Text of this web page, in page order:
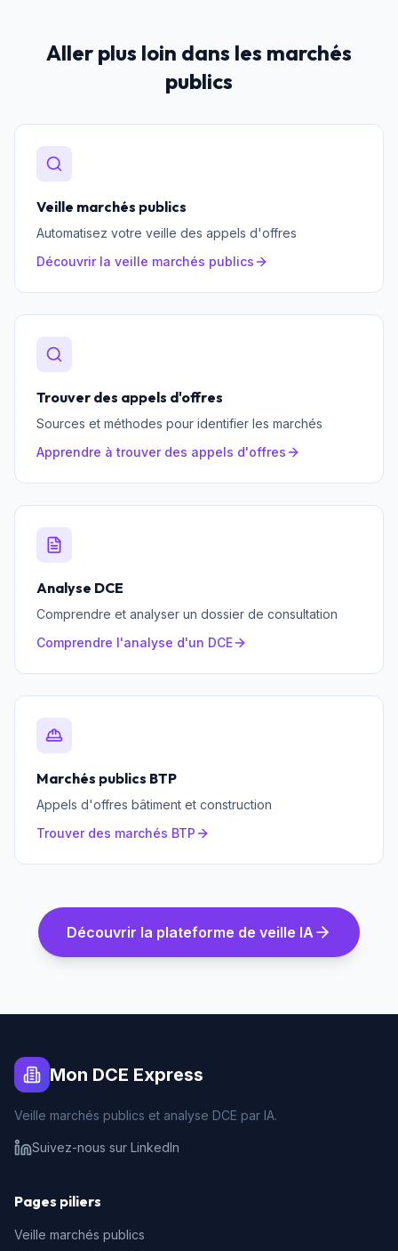
Aller plus loin dans les marchés
publics
Veille marchés publics
Automatisez votre veille des appels d'offres
Découvrir la veille marchés publics
Trouver des appels d'offres
Sources et méthodes pour identifier les marchés
Apprendre à trouver des appels d'offres
Analyse DCE
Comprendre et analyser un dossier de consultation
Comprendre l'analyse d'un DCE
Marchés publics BTP
Appels d'offres bâtiment et construction
Trouver des marchés BTP
Découvrir la plateforme de veille IA
Mon DCE Express
Veille marchés publics et analyse DCE par IA.
Suivez-nous sur LinkedIn
Pages piliers
Veille marchés publics